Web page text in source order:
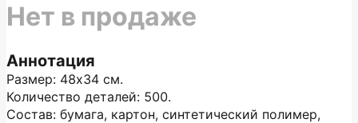
Аннотация
Размер: 48х34 см.
Количество деталей: 500.
Состав: бумага, картон, синтетический полимер,
Нет в продаже